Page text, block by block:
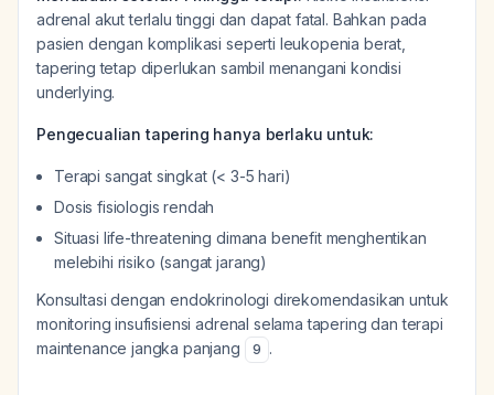
adrenal akut terlalu tinggi dan dapat fatal. Bahkan pada
pasien dengan komplikasi seperti leukopenia berat,
tapering tetap diperlukan sambil menangani kondisi
underlying.
Pengecualian tapering hanya berlaku untuk:
Terapi sangat singkat (< 3-5 hari)
Dosis fisiologis rendah
Situasi life-threatening dimana benefit menghentikan
melebihi risiko (sangat jarang)
Konsultasi dengan endokrinologi direkomendasikan untuk
monitoring insufisiensi adrenal selama tapering dan terapi
maintenance jangka panjang
9 .